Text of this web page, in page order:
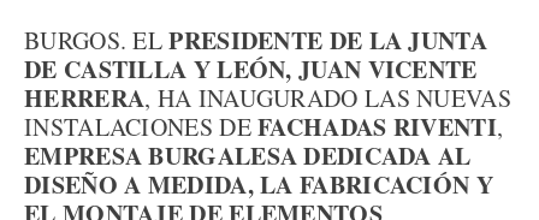
BURGOS. ELPRESIDENTE DE LA JUNTA
DE CASTILLA Y LEÓN, JUAN VICENTE
HERRERA, HA INAUGURADO LAS NUEVAS
INSTALACIONES DEFACHADAS RIVENTI,
EMPRESA BURGALESA DEDICADA AL
DISEÑO A MEDIDA, LA FABRICACIÓN Y